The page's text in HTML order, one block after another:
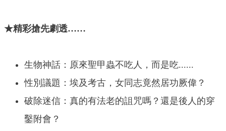
★精彩搶先劇透……
生物神話：原來聖甲蟲不吃人，而是吃......
性別議題：埃及考古，女同志竟然居功厥偉？
破除迷信：真的有法老的詛咒嗎？還是後人的穿
鑿附會？